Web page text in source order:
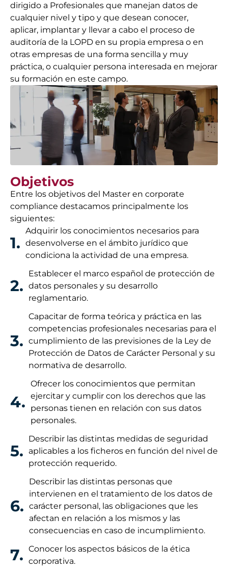
dirigido a Profesionales que manejan datos de
cualquier nivel y tipo y que desean conocer,
aplicar, implantar y llevar a cabo el proceso de
auditoría de la LOPD en su propia empresa o en
otras empresas de una forma sencilla y muy
práctica, o cualquier persona interesada en mejorar
su formación en este campo.
Objetivos
Entre los objetivos del Master en corporate
compliance destacamos principalmente los
siguientes:
1.
Adquirir los conocimientos necesarios para
desenvolverse en el ámbito jurídico que
condiciona la actividad de una empresa.
2.
Establecer el marco español de protección de
datos personales y su desarrollo
reglamentario.
3.
Capacitar de forma teórica y práctica en las
competencias profesionales necesarias para el
cumplimiento de las previsiones de la Ley de
Protección de Datos de Carácter Personal y su
normativa de desarrollo.
4.
Ofrecer los conocimientos que permitan
ejercitar y cumplir con los derechos que las
personas tienen en relación con sus datos
personales.
5.
Describir las distintas medidas de seguridad
aplicables a los ficheros en función del nivel de
protección requerido.
6.
Describir las distintas personas que
intervienen en el tratamiento de los datos de
carácter personal, las obligaciones que les
afectan en relación a los mismos y las
consecuencias en caso de incumplimiento.
7. Conocer los aspectos básicos de la ética
corporativa.